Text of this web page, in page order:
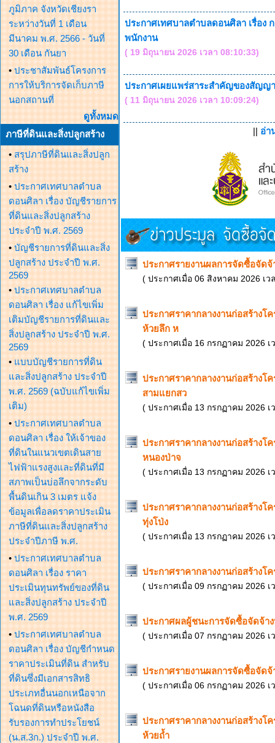
ภูมิภาค จังหวัดเชียงรา
ระหว่างวันที่ 1 เดือน
มีนาคม พ.ศ. 2566 - วันที่
30 เดือน กันยา
• ประชาสัมพันธ์โครงการ
การให้บริการจัดเก็บภาษี
นอกสถานที่
ดูทั้งหมด
ภาษีที่ดินและสิ่งปลูกสร้าง
• สรุปภาษีที่ดินและสิ่งปลูก
สร้าง
• ประกาศเทศบาลตำบล
ดอนศิลา เรื่อง บัญชีรายการ
ที่ดินและสิ่งปลูกสร้าง
ประจำปี พ.ศ. 2569
• บัญชีรายการที่ดินและสิ่ง
ปลูกสร้าง ประจำปี พ.ศ.
2569
• ประกาศเทศบาลตำบล
ดอนศิลา เรื่อง แก้ไขเพิ่ม
เติมบัญชีรายการที่ดินและ
สิ่งปลูกสร้าง ประจำปี พ.ศ.
2569
• แบบบัญชีรายการที่ดิน
และสิ่งปลูกสร้าง ประจำปี
พ.ศ. 2569 (ฉบับแก้ไขเพิ่ม
เติม)
• ประกาศเทศบาลตำบล
ดอนศิลา เรื่อง ให้เจ้าของ
ที่ดินในแนวเขตเดินสาย
ไฟฟ้าแรงสูงและที่ดินที่มี
สภาพเป็นบ่อลึกจากระดับ
พื้นดินเกิน 3 เมตร แจ้ง
ข้อมูลเพื่อลดราคาประเมิน
ภาษีที่ดินและสิ่งปลูกสร้าง
ประจำปีภาษี พ.ศ.
• ประกาศเทศบาลตำบล
ดอนศิลา เรื่อง ราคา
ประเมินทุนทรัพย์ของที่ดิน
และสิ่งปลูกสร้าง ประจำปี
พ.ศ. 2569
• ประกาศเทศบาลตำบล
ดอนศิลา เรื่อง บัญชีกำหนด
ราคาประเมินที่ดิน สำหรับ
ที่ดินซึ่งมีเอกสารสิทธิ
ประเภทอื่นนอกเหนือจาก
โฉนดที่ดินหรือหนังสือ
รับรองการทำประโยชน์
(น.ส.3ก.) ประจำปี พ.ศ.
ประกาศเทศบาลตำบลดอนศิลา เรื่อง
พนักงาน
( 19 มิถุนายน 2026 เวลา 08:10:33)
ประกาศเผยแพร่สาระสำคัญของสัญญ
( 11 มิถุนายน 2026 เวลา 10:09:24)
|| อ่า
ประกาศรายงานผลการจัดซื้อจัดจ้
( ประกาศเมื่อ 06 สิงหาคม 2026 เว
ประกาศราคากลางงานก่อสร้าง
ห้วยลึก ห
( ประกาศเมื่อ 16 กรกฏาคม 2026 เ
ประกาศราคากลางงานก่อสร้าง
สามแยกสว
( ประกาศเมื่อ 13 กรกฏาคม 2026 เ
ประกาศราคากลางงานก่อสร้าง
หนองป่าจ
( ประกาศเมื่อ 13 กรกฏาคม 2026 เ
ประกาศราคากลางงานก่อสร้าง
ทุ่งโป่ง
( ประกาศเมื่อ 13 กรกฏาคม 2026 เ
ประกาศราคากลางงานก่อสร้างโ
( ประกาศเมื่อ 09 กรกฏาคม 2026 เ
ประกาศผลผู้ชนะการจัดซื้อจัดจ้า
( ประกาศเมื่อ 07 กรกฏาคม 2026 เ
ประกาศรายงานผลการจัดซื้อจัดจ้
( ประกาศเมื่อ 06 กรกฏาคม 2026 เ
ประกาศราคากลางงานก่อสร้าง
ห้วยถ้ำ